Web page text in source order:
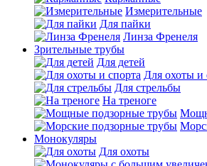
Измерительные
Для пайки
Линза Френеля
Зрительные трубы
Для детей
Для охоты и
Для стрельбы
На треноге
Монокуляры
Для охоты